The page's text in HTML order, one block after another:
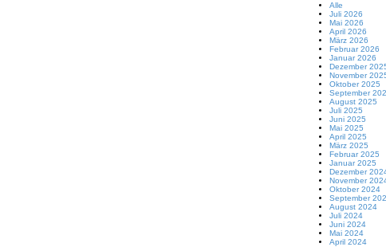
Alle
Juli 2026
Mai 2026
April 2026
März 2026
Februar 2026
Januar 2026
Dezember
November
Oktober 2025
September
August 2025
Juli 2025
Juni 2025
Mai 2025
April 2025
März 2025
Februar 2025
Januar 2025
Dezember
November
Oktober 2024
September
August 2024
Juli 2024
Juni 2024
Mai 2024
April 2024